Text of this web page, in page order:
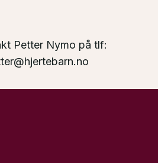
Petter Nymo på tlf: